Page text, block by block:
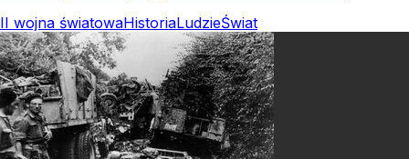
II wojna światowaHistoriaLudzieŚwiat